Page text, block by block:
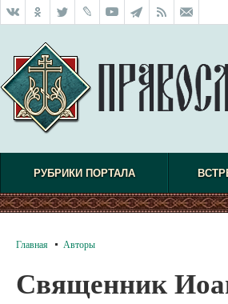
РУБРИКИ ПОРТАЛА
Главная Авторы
Священник